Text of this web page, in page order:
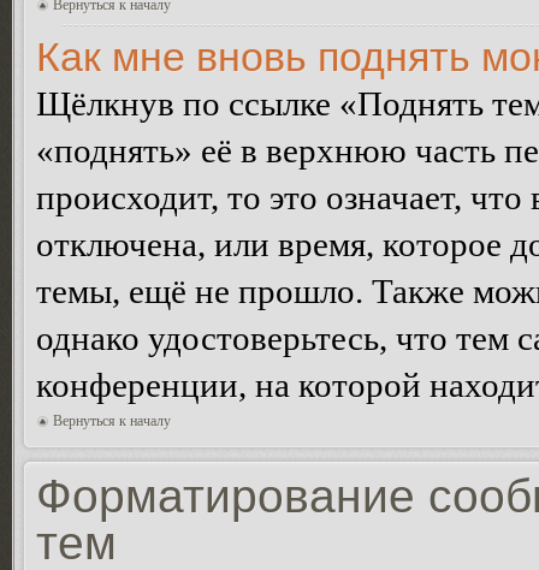
Вернуться к началу
Как мне вновь поднять
Щёлкнув по ссылке «Поднять
«поднять» её в верхнюю часть
происходит, то это означает,
отключена, или время, которое
темы, ещё не прошло. Также
однако удостоверьтесь, что
конференции, на которой
Вернуться к началу
Форматирование
тем